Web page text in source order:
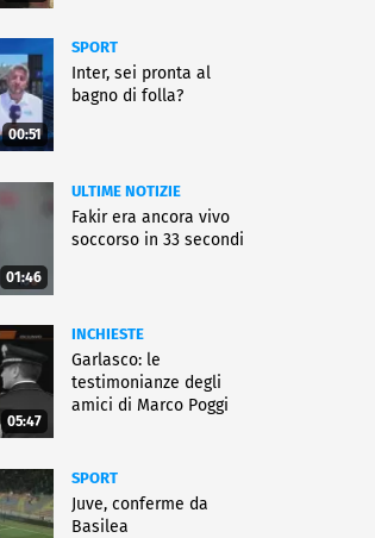
00:51
SPORT
Inter, sei pronta al
bagno di folla?
01:46
ULTIME NOTIZIE
Fakir era ancora vivo
soccorso in 33 secondi
05:47
INCHIESTE
Garlasco: le
testimonianze degli
amici di Marco Poggi
SPORT
Juve, conferme da
Basilea